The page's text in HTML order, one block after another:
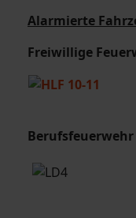
Alarmierte
Freiwillige